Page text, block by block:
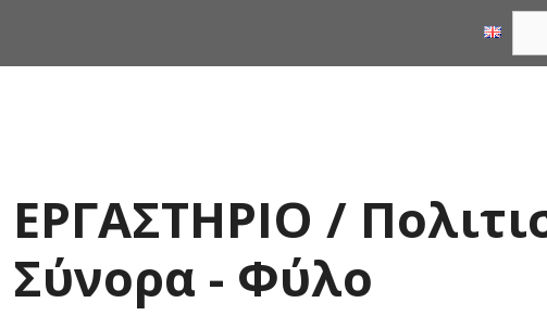
ΕΡΓΑΣΤΗΡΙΟ /
Σύνορα - Φύλο